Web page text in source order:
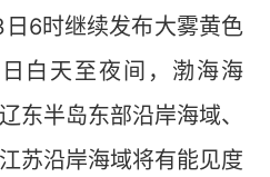
6时继续发布大雾黄色
白天至夜间，渤海海
东半岛东部沿岸海域、
苏沿岸海域将有能见度